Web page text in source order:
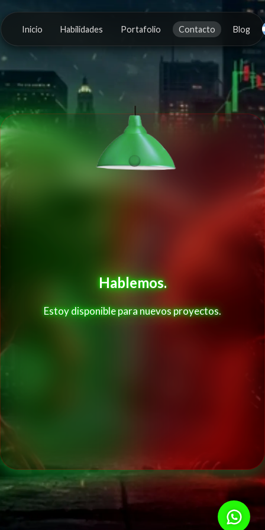
Inicio Habilidades Portafolio Contacto Blog
Hablemos.
Estoy disponible para nuevos proyectos.